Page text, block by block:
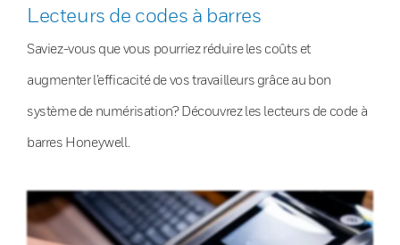
Lecteurs de codes à barres
Saviez-vous que vous pourriez réduire les coûts et
augmenter l’efficacité de vos travailleurs grâce au bon
système de numérisation? Découvrez les lecteurs de code à
barres Honeywell.